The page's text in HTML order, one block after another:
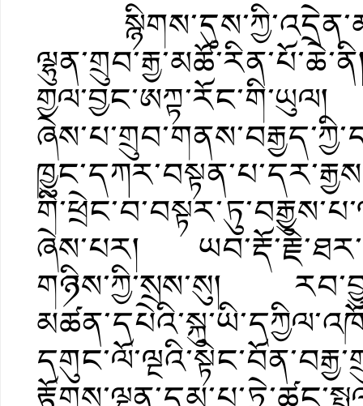
གྱལ་བྱང་ཨཀྟ་རོང་གི་ཡུལ།
ཞེས་པར།
གཉིས་ཀྱི་སྲས་སུ།